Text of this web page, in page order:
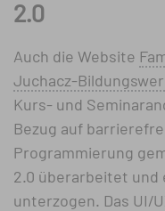
2.0
Auch die Website
Juchacz-
Kurs- und
Bezug auf
Programmierung
2.0 überarbeitet und
unterzogen. Das UI/